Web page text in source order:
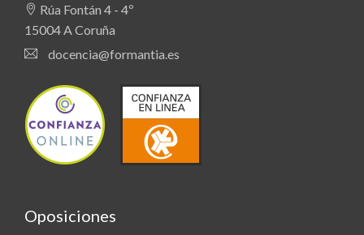
Rúa Fontán 4 - 4º
15004 A Coruña
docencia@formantia.es
Oposiciones